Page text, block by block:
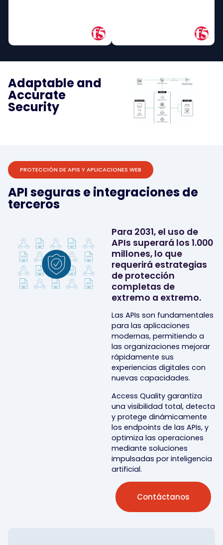
Adaptable and
Accurate
Security
PROTECCIÓN DE APIS Y APLICACIONES WEB
API seguras e integraciones de
terceros
Para 2031, el uso de
APIs superará los 1.000
millones, lo que
requerirá estrategias
de protección
completas de
extremo a extremo.
Las APIs son fundamentales
para las aplicaciones
modernas, permitiendo a
las organizaciones mejorar
rápidamente sus
experiencias digitales con
nuevas capacidades.
Access Quality garantiza
una visibilidad total, detecta
y protege dinámicamente
los endpoints de las APIs, y
optimiza las operaciones
mediante soluciones
impulsadas por inteligencia
artificial.
Contáctanos